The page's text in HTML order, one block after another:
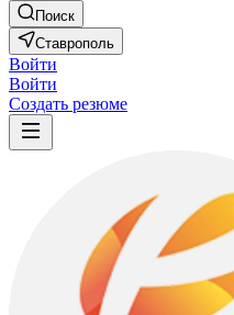
Поиск
Ставрополь
Войти
Войти
Создать резюме